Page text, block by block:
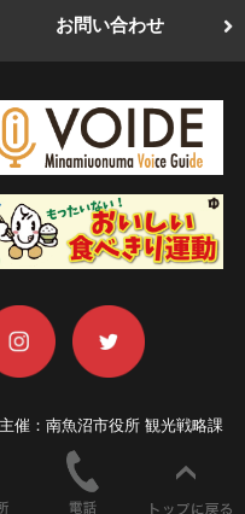
お問い合わせ
主催：南魚沼市役所 観光戦略課
丼（マジ丼）
シェアする
お店の場所